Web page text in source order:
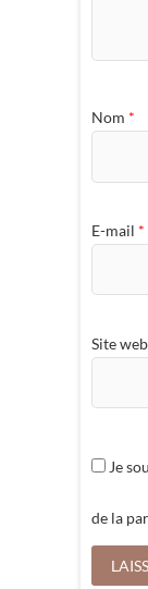
Nom *
E-mail *
Site web
Je
de la